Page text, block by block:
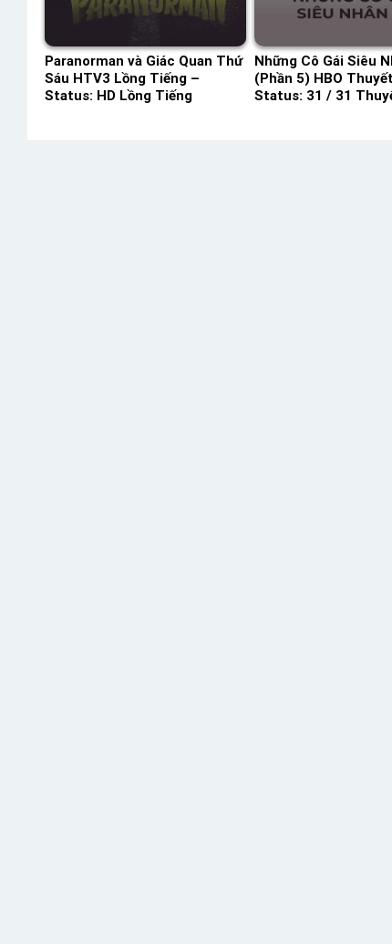
Paranorman và Giác Quan Thứ
Sáu HTV3 Lồng Tiếng –
Status: HD Lồng Tiếng
Những Cô Gái Siêu
(Phần 5) HBO
Status: 31 / 31